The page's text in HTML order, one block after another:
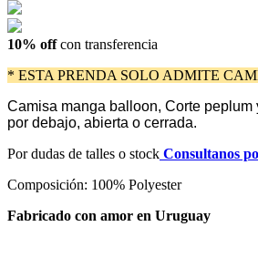
10% offcon transferencia
* ESTA PRENDA SOLO ADMITE
Camisa manga balloon, Corte
por debajo, abierta o cerrada.
Por dudas de talles o stock Consultanos
Composición: 100% Polyester
Fabricado con amor en Uruguay